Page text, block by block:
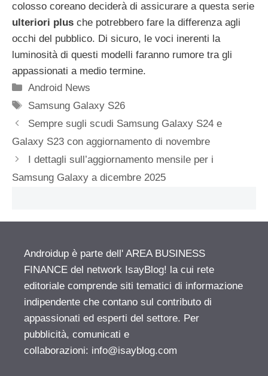
colosso coreano deciderà di assicurare a questa serie
ulteriori plus che potrebbero fare la differenza agli
occhi del pubblico. Di sicuro, le voci inerenti la
luminosità di questi modelli faranno rumore tra gli
appassionati a medio termine.
Categorie
Android News
Tag
Samsung Galaxy S26
Sempre sugli scudi Samsung Galaxy S24 e
Galaxy S23 con aggiornamento di novembre
I dettagli sull’aggiornamento mensile per i
Samsung Galaxy a dicembre 2025
Androidup è parte dell' AREA BUSINESS
FINANCE del network IsayBlog! la cui rete
editoriale comprende siti tematici di informazione
indipendente che contano sul contributo di
appassionati ed esperti del settore. Per
pubblicità, comunicati e
collaborazioni: info@isayblog.com